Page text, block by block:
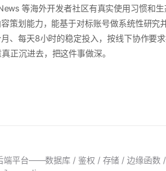
等海外开发者社区有真实使用习惯和
策划能力，能基于对标账号做系统性研究
、每天8小时的稳定投入，按线下协作要
正沉进去，把这件事做深。
端平台——数据库 / 鉴权 / 存储 / 边缘函数